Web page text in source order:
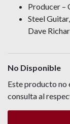
Producer –
Steel
Dave
No Disponible
Este producto no
consulta al